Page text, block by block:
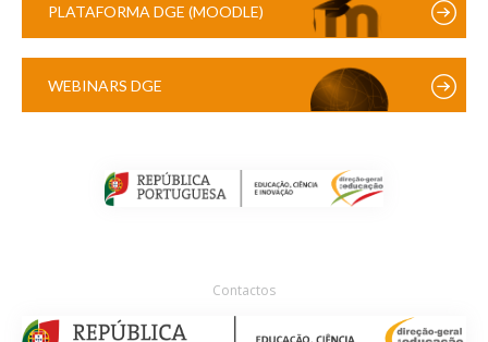
PLATAFORMA DGE (MOODLE)
WEBINARS DGE
Contactos